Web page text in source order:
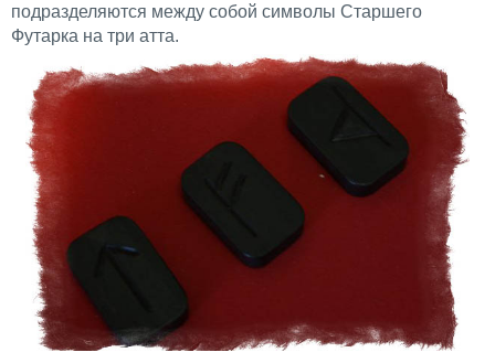
подразделяются между собой символы Старшего
Футарка на три атта.